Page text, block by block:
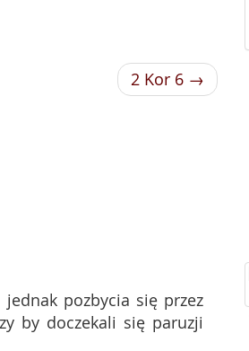
2 Kor 6 →
jednak pozbycia się przez
by doczekali się paruzji